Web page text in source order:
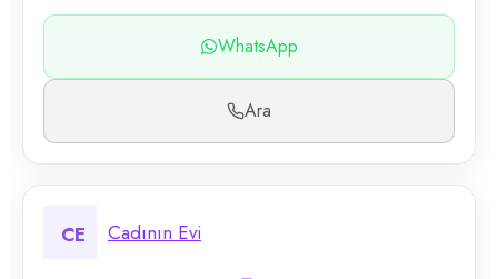
WhatsApp
Ara
CE Cadının Evi